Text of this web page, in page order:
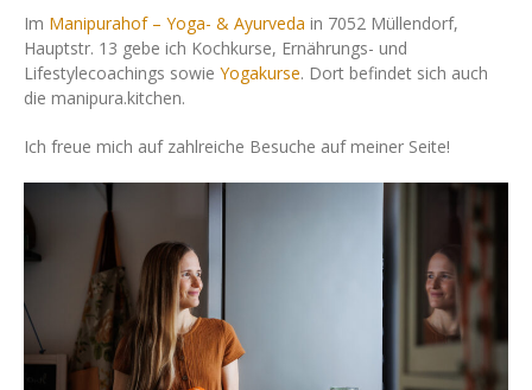
Im Manipurahof – Yoga- & Ayurveda in 7052 Müllendorf,
Hauptstr. 13 gebe ich Kochkurse, Ernährungs- und
Lifestylecoachings sowie Yogakurse. Dort befindet sich auch
die manipura.kitchen.
Ich freue mich auf zahlreiche Besuche auf meiner Seite!